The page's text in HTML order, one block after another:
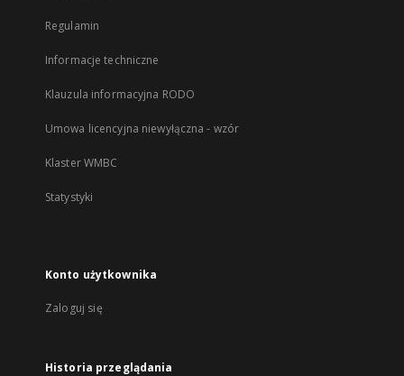
Regulamin
Informacje techniczne
Klauzula informacyjna RODO
Umowa licencyjna niewyłączna - wzór
Klaster WMBC
Statystyki
Konto użytkownika
Zaloguj się
Historia przeglądania